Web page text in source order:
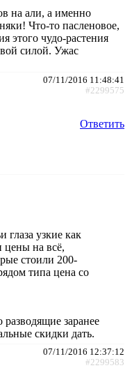
на али, а именно
Что-то пасленовое,
этого чудо-растения
силой. Ужас
07/11/2016 11:48:41
#2299575
Ответить
глаза узкие как
цены на всё,
стоили 200-
типа цена со
разводящие заранее
скидки дать.
07/11/2016 12:37:12
#2299583